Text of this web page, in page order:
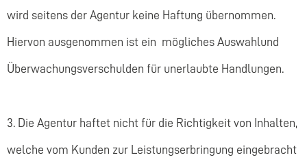
wird seitens der Agentur keine Haftung übernommen.
Hiervon ausgenommen ist ein mögliches Auswahlund
Überwachungsverschulden für unerlaubte Handlungen.
3. Die Agentur haftet nicht für die Richtigkeit von Inhalten,
welche vom Kunden zur Leistungserbringung eingebracht